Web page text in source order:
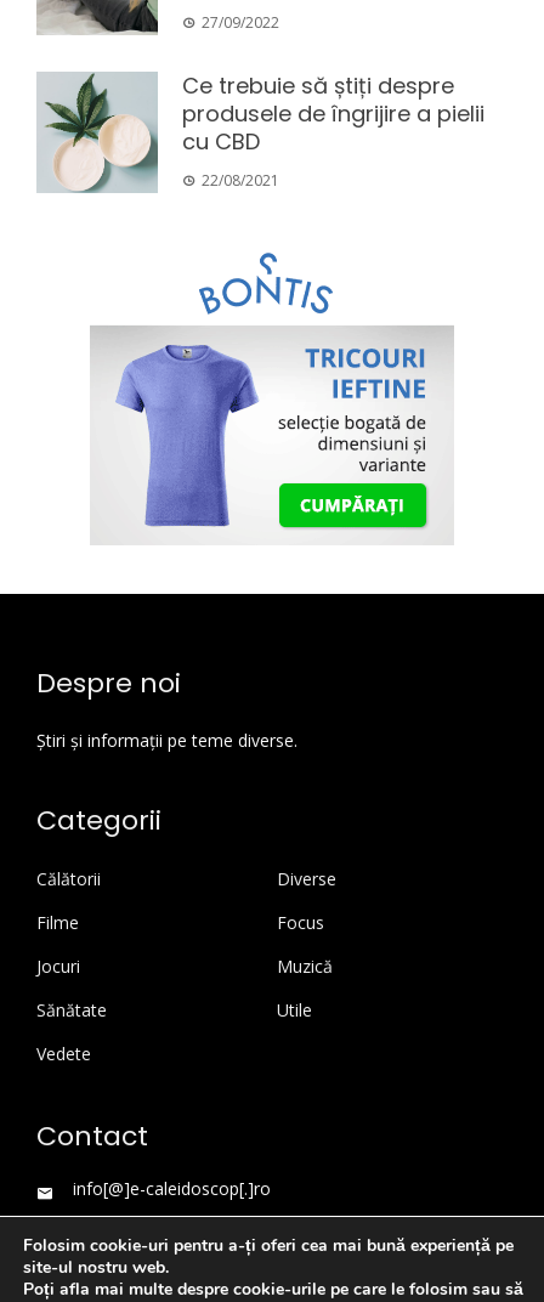
27/09/2022
Ce trebuie să știți despre
produsele de îngrijire a pielii
cu CBD
22/08/2021
Despre noi
Știri și informații pe teme diverse.
Categorii
Călătorii
Diverse
Filme
Focus
Jocuri
Muzică
Sănătate
Utile
Vedete
Contact
info[@]e-caleidoscop[.]ro
Folosim cookie-uri pentru a-ți oferi cea mai bună experiență pe
site-ul nostru web.
Poți afla mai multe despre cookie-urile pe care le folosim sau să